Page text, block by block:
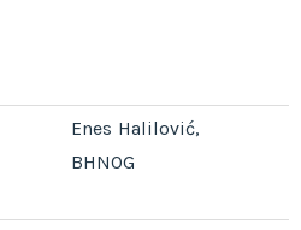
Enes Halilović,
BHNOG